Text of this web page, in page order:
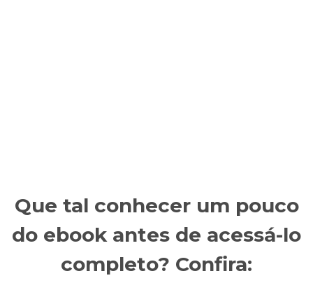
Que tal conhecer um pouco
do ebook antes de acessá-lo
completo? Confira: